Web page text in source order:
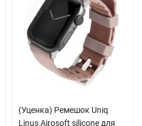
(Уценка) Ремешок Uniq
Linus Airosoft silicone для